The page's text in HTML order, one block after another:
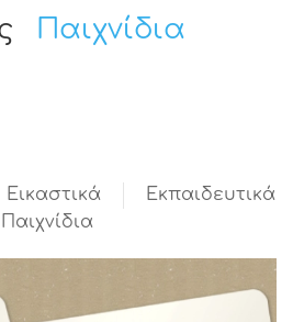
Παιχνίδια
Εικαστικά
Εκπαιδευτικά
Παιχνίδια